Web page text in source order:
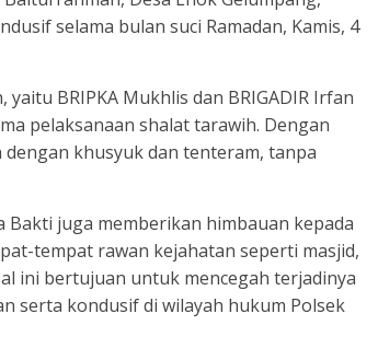
selama bulan suci Ramadan, Kamis, 4
BRIPKA Mukhlis dan BRIGADIR Irfan
pelaksanaan shalat tarawih. Dengan
khusyuk dan tenteram, tanpa
Bakti juga memberikan himbauan kepada
tempat rawan kejahatan seperti masjid,
ini bertujuan untuk mencegah terjadinya
serta kondusif di wilayah hukum Polsek